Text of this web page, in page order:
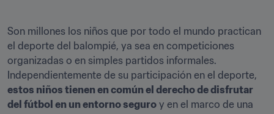
Son millones los niños que por todo el mundo practican
el deporte del balompié, ya sea en competiciones
organizadas o en simples partidos informales.
estos niños tienen en común el derecho de disfrutar
del fútbol en un entorno seguro y en el marco de una